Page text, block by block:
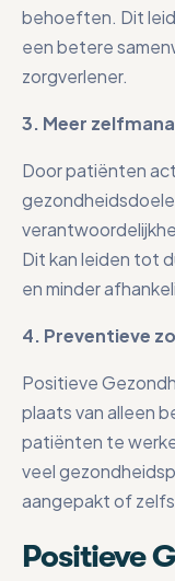
behoeften. Dit
een betere
zorgverlener.
3. Meer
Door patiënten
Dit kan leiden tot
en minder
4. Preventieve
Positieve
plaats van alleen
patiënten te
veel
aangepakt of
Positieve